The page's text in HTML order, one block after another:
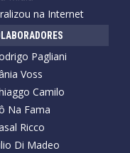
na Internet
Pagliani
Voss
Camilo
Na Fama
Ricco
Di Madeo